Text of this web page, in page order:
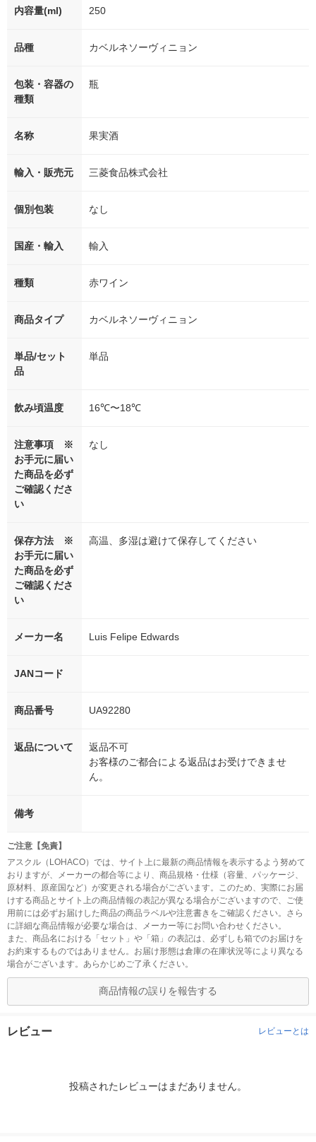
内容量(ml) 250
品種 カベルネソーヴィニョン
包装・容器の
種類
瓶
名称 果実酒
輸入・販売元 三菱食品株式会社
個別包装 なし
国産・輸入 輸入
種類 赤ワイン
商品タイプ カベルネソーヴィニョン
単品/セット
品
単品
飲み頃温度 16℃〜18℃
注意事項 ※
お手元に届い
た商品を必ず
ご確認くださ
い
なし
保存方法 ※
お手元に届い
た商品を必ず
ご確認くださ
い
高温、多湿は避けて保存してください
メーカー名 Luis Felipe Edwards
JANコード
商品番号 UA92280
返品について
返品不可
お客様のご都合による返品はお受けできませ
ん。
備考
ご注意【免責】
アスクル（LOHACO）では、サイト上に最新の商品情報を表示するよう努めて
おりますが、メーカーの都合等により、商品規格・仕様（容量、パッケージ、
原材料、原産国など）が変更される場合がございます。このため、実際にお届
けする商品とサイト上の商品情報の表記が異なる場合がございますので、ご使
用前には必ずお届けした商品の商品ラベルや注意書きをご確認ください。さら
に詳細な商品情報が必要な場合は、メーカー等にお問い合わせください。
また、商品名における「セット」や「箱」の表記は、必ずしも箱でのお届けを
お約束するものではありません。お届け形態は倉庫の在庫状況等により異なる
場合がございます。あらかじめご了承ください。
商品情報の誤りを報告する
レビュー レビューとは
投稿されたレビューはまだありません。